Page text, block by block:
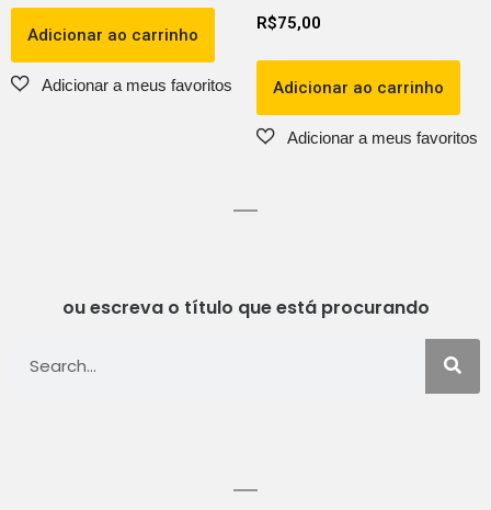
Adicionar ao carrinho
R$75,00
Adicionar ao carrinho
ou escreva o título que está procurando